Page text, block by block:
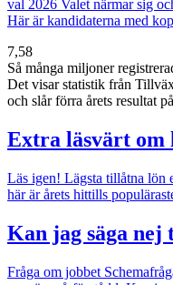
val 2026 Valet närmar sig
Här är kandidaterna med
7,58
Så många miljoner
Det visar statistik från
och slår förra årets resultat
Extra läsvärt om
Läs igen! Lägsta tillåtna lön
här är årets hittills
Kan jag säga
Fråga om jobbet